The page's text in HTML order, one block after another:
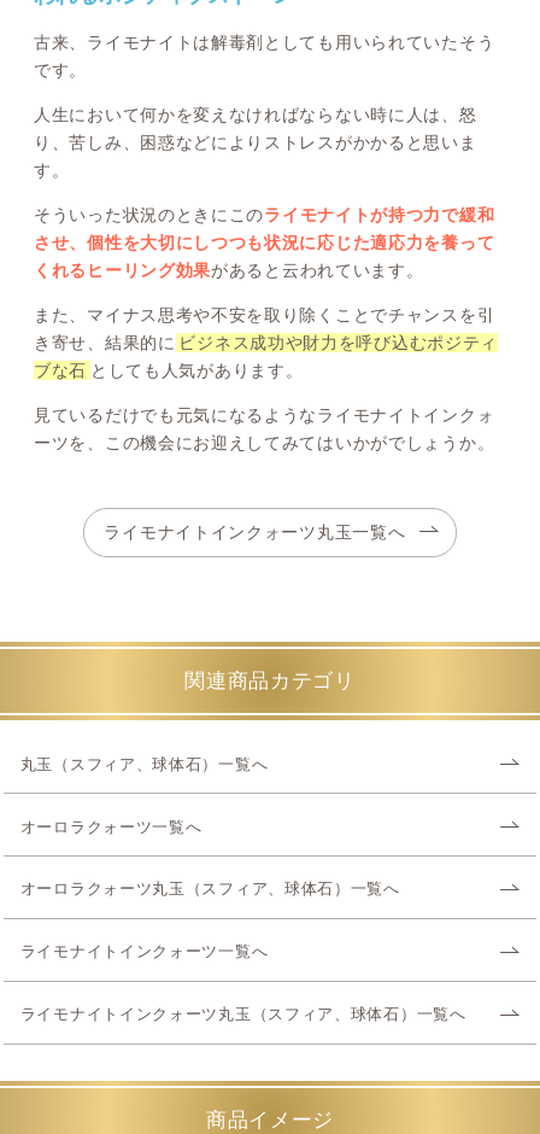
古来、ライモナイトは解毒剤としても用いられていたそう
です。
人生において何かを変えなければならない時に人は、怒
り、苦しみ、困惑などによりストレスがかかると思いま
す。
そういった状況のときにこのライモナイトが持つ力で緩和
させ、個性を大切にしつつも状況に応じた適応力を養って
くれるヒーリング効果があると云われています。
また、マイナス思考や不安を取り除くことでチャンスを引
き寄せ、結果的に ビジネス成功や財力を呼び込むポジティ
ブな石 としても人気があります。
見ているだけでも元気になるようなライモナイトインクォ
ーツを、この機会にお迎えしてみてはいかがでしょうか。
ライモナイトインクォーツ丸玉一覧へ
関連商品カテゴリ
丸玉（スフィア、球体石）一覧へ
オーロラクォーツ一覧へ
オーロラクォーツ丸玉（スフィア、球体石）一覧へ
ライモナイトインクォーツ一覧へ
ライモナイトインクォーツ丸玉（スフィア、球体石）一覧へ
商品イメージ